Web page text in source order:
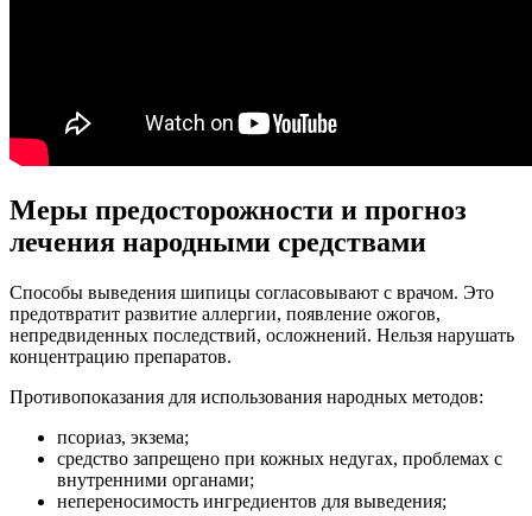
Меры предосторожности и прогноз
лечения народными средствами
Способы выведения шипицы согласовывают с врачом. Это
предотвратит развитие аллергии, появление ожогов,
непредвиденных последствий, осложнений. Нельзя нарушать
концентрацию препаратов.
Противопоказания для использования народных методов:
псориаз, экзема;
средство запрещено при кожных недугах, проблемах с
внутренними органами;
непереносимость ингредиентов для выведения;